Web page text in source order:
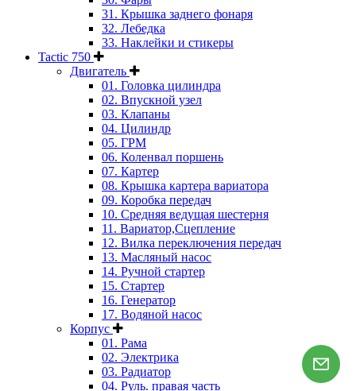
31. Крышка заднего фонаря
32. Лебедка
33. Наклейки и стикеры
Tactic 750
Двигатель
01. Головка цилиндра
02. Впускной узел
03. Клапаны
04. Цилиндр
05. ГРМ
06. Коленвал поршень
07. Картер
08. Крышка картера вариатора
09. Коробка передач
10. Средняя ведущая шестерня
11. Вариатор,Сцепление
12. Вилка переключения передач
13. Масляный насос
14. Ручной стартер
15. Стартер
16. Генератор
17. Водяной насос
Корпус
01. Рама
02. Электрика
03. Радиатор
04. Руль. правая часть